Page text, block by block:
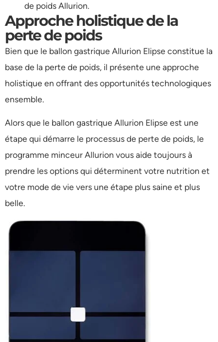
de poids Allurion.
Approche holistique de la
perte de poids
Bien que le ballon gastrique Allurion Elipse constitue la
base de la perte de poids, il présente une approche
holistique en offrant des opportunités technologiques
ensemble.
Alors que le ballon gastrique Allurion Elipse est une
étape qui démarre le processus de perte de poids, le
programme minceur Allurion vous aide toujours à
prendre les options qui déterminent votre nutrition et
votre mode de vie vers une étape plus saine et plus
belle.